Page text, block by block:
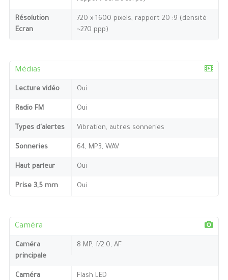
Résolution
Ecran
720 x 1600 pixels, rapport 20 :9 (densité
~270 ppp)
Médias
Lecture vidéo Oui
Radio FM Oui
Types d'alertes Vibration, autres sonneries
Sonneries 64, MP3, WAV
Haut parleur Oui
Prise 3,5 mm Oui
Caméra
Caméra
principale
8 MP, f/2.0, AF
Caméra
Flash LED